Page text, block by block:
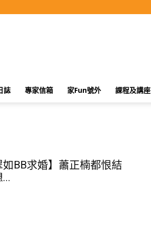
誌 專家信箱 家Fun號外 課程及講座
如BB求婚】蕭正楠都恨結